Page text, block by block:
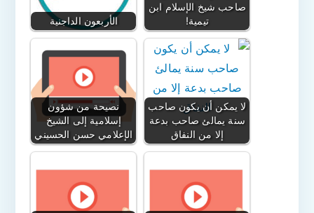
الأربعون الداجنية
صاحب شيخ الإسلام ابن
تيمية!
نصيحة من شؤون
إسلامية إلى الشيخ
الإعلامي حسن الحسيني
لا يمكن أن يكون صاحب
سنة يمالئ صاحب بدعة
إلا من النفاق